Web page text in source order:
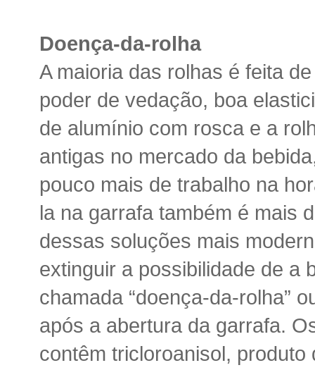
Doença-da-rolha
A maioria das rolhas é feita
poder de vedação, boa
de alumínio com rosca e a
antigas no mercado da
pouco mais de trabalho na
la na garrafa também é mais
dessas soluções mais
extinguir a possibilidade de a
chamada “doença-da-rolha”
após a abertura da garrafa.
contêm tricloroanisol, produto